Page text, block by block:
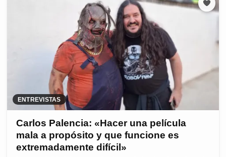
ENTREVISTAS
Carlos Palencia: «Hacer una película
mala a propósito y que funcione es
extremadamente difícil»